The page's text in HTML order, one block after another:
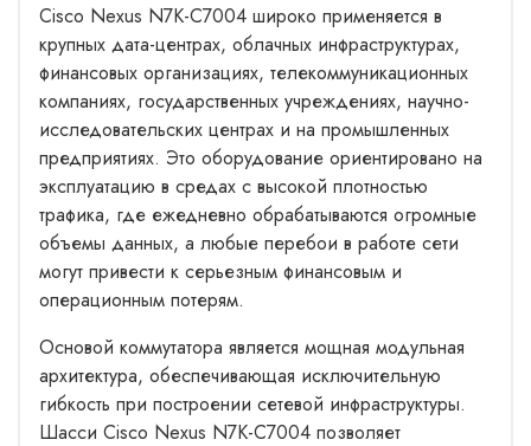
Cisco Nexus N7K-C7004 широко применяется в
крупных дата-центрах, облачных инфраструктурах,
финансовых организациях, телекоммуникационных
компаниях, государственных учреждениях, научно-
исследовательских центрах и на промышленных
предприятиях. Это оборудование ориентировано на
эксплуатацию в средах с высокой плотностью
трафика, где ежедневно обрабатываются огромные
объемы данных, а любые перебои в работе сети
могут привести к серьезным финансовым и
операционным потерям.
Основой коммутатора является мощная модульная
архитектура, обеспечивающая исключительную
гибкость при построении сетевой инфраструктуры.
Шасси Cisco Nexus N7K-C7004 позволяет